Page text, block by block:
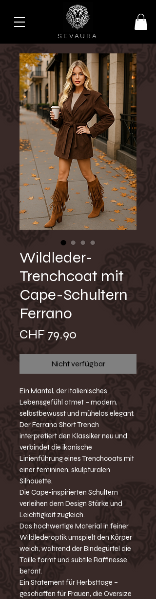
SEVAURA
Wildleder-
Trenchcoat mit
Cape-Schultern
Ferrano
CHF 79.90
Nicht verfügbar
Ein Mantel, der italienisches
Lebensgefühl atmet – modern,
selbstbewusst und mühelos elegant.
Der Ferrano Short Trench
interpretiert den Klassiker neu und
verbindet die ikonische
Linienführung eines Trenchcoats mit
einer femininen, skulpturalen
Silhouette.
Die Cape-inspirierten Schultern
verleihen dem Design Stärke und
Leichtigkeit zugleich.
Das hochwertige Material in feiner
Wildlederoptik umspielt den Körper
weich, während der Bindegürtel die
Taille formt und subtile Raffinesse
betont.
Ein Statement für Herbsttage –
geschaffen für Frauen, die Oversize